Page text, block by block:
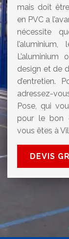
mais doit
en PVC a
nécessite
design et de
d’entretien.
adressez-
Pose, qui
pour le bon
vous êtes à
DEVIS